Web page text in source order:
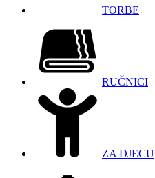
TORBE
RUČNICI
ZA DJECU